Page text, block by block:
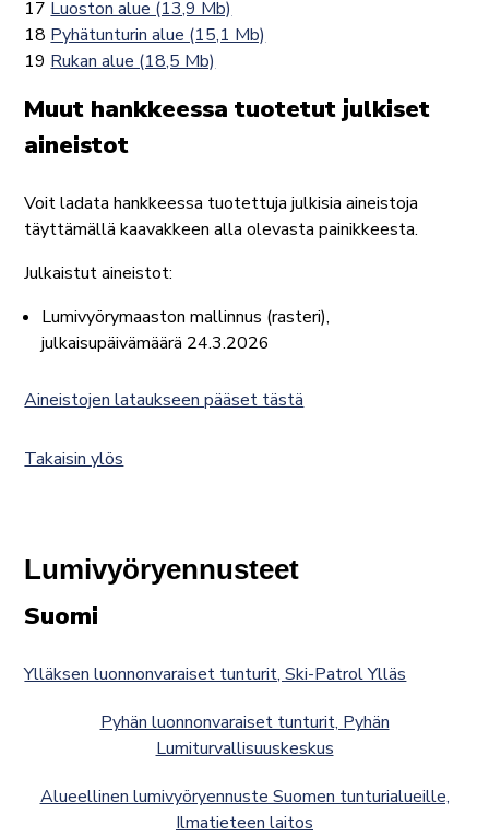
17 Luoston alue (13,9 Mb)
18 Pyhätunturin alue (15,1 Mb)
19 Rukan alue (18,5 Mb)
Muut hankkeessa tuotetut julkiset
aineistot
Voit ladata hankkeessa tuotettuja julkisia aineistoja
täyttämällä kaavakkeen alla olevasta painikkeesta.
Julkaistut aineistot:
Lumivyörymaaston mallinnus (rasteri),
julkaisupäivämäärä 24.3.2026
Aineistojen lataukseen pääset tästä
Takaisin ylös
Lumivyöryennusteet
Suomi
Ylläksen luonnonvaraiset tunturit, Ski-Patrol Ylläs
Pyhän luonnonvaraiset tunturit, Pyhän
Lumiturvallisuuskeskus
Alueellinen lumivyöryennuste Suomen tunturialueille,
Ilmatieteen laitos